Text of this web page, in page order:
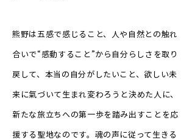
熊野は五感で感じること、人や自然との触れ
合いで“感動すること”から自分らしさを取り
戻して、本当の自分がしたいこと、欲しい未
来に氣づいて生まれ変わろうと決めた人に、
新たな旅立ちへの第一歩を踏み出すことを応
援する聖地なのです。魂の声に従って生きる